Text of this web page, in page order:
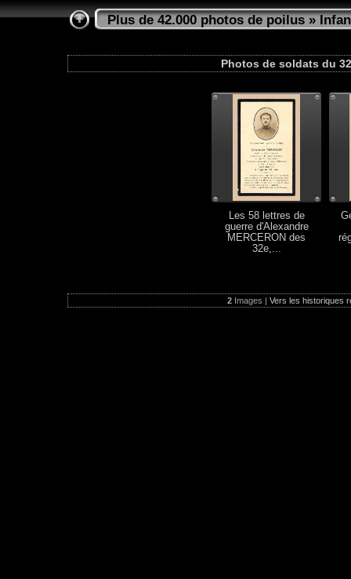
Plus de 42.000 photos de poilus»
Photos de soldats du
Les 58 lettres de
guerre d'Alexandre
MERCERON des
32e,...
2Images | Vers les historiques